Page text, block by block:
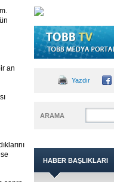
an
Yazdır
ARAMA
HABER BAŞLIKLARI